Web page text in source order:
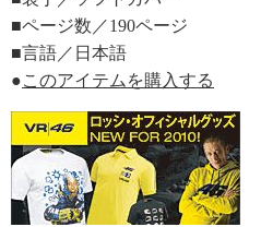
■ページ数／190ページ
■言語／日本語
●このアイテムを購入する